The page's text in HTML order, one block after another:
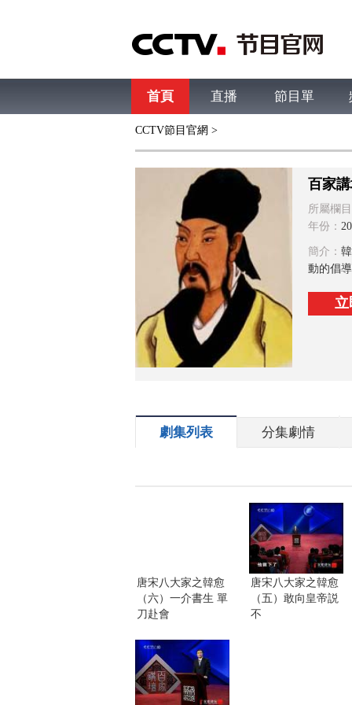
首頁 直播 節目單
綜合 新聞 財經
CCTV節目官網 >
百家
所屬欄
年份：
簡介：
動的倡
立
劇集列表 分集劇情
唐宋八大家之韓愈
（六）一介書生 單
刀赴會
唐宋八大家之韓愈
（五）敢向皇帝説
不